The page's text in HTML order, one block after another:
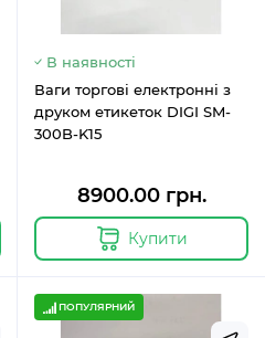
В наявності
Ваги торгові електронні з
друком етикеток DIGI SM-
300B-K15
8900.00 грн.
Купити
ПОПУЛЯРНИЙ